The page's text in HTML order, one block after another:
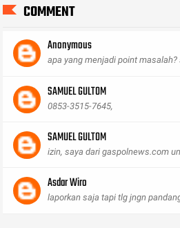
COMMENT
Anonymous
apa yang menjadi point masalah?
SAMUEL GULTOM
0853-3515-7645,
SAMUEL GULTOM
izin, saya dari gaspolnews.com
Asdar Wiro
laporkan saja tapi tlg jngn